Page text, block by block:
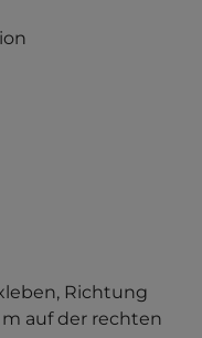
Richtung
auf der rechten